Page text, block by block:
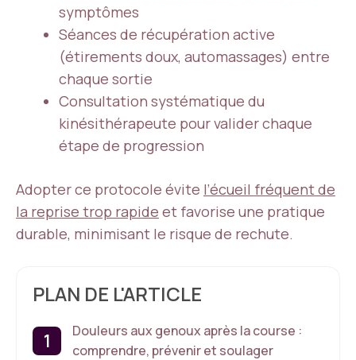
symptômes
Séances de récupération active
(étirements doux, automassages) entre
chaque sortie
Consultation systématique du
kinésithérapeute pour valider chaque
étape de progression
Adopter ce protocole évite l’écueil fréquent de
la reprise trop rapide et favorise une pratique
durable, minimisant le risque de rechute.
PLAN DE L'ARTICLE
Douleurs aux genoux après la course :
comprendre, prévenir et soulager